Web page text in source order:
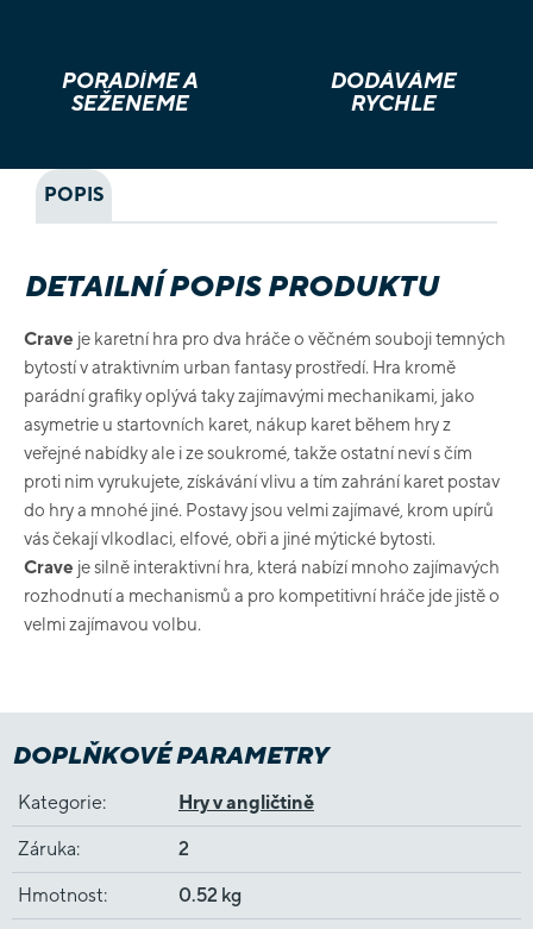
PORADÍME A
SEŽENEME
DODÁVÁME
RYCHLE
POPIS
DETAILNÍ POPIS PRODUKTU
Crave je karetní hra pro dva hráče o věčném souboji temných
bytostí v atraktivním urban fantasy prostředí. Hra kromě
parádní grafiky oplývá taky zajímavými mechanikami, jako
asymetrie u startovních karet, nákup karet během hry z
veřejné nabídky ale i ze soukromé, takže ostatní neví s čím
proti nim vyrukujete, získávání vlivu a tím zahrání karet postav
do hry a mnohé jiné. Postavy jsou velmi zajímavé, krom upírů
vás čekají vlkodlaci, elfové, obři a jiné mýtické bytosti.
Crave je silně interaktivní hra, která nabízí mnoho zajímavých
rozhodnutí a mechanismů a pro kompetitivní hráče jde jistě o
velmi zajímavou volbu.
DOPLŇKOVÉ PARAMETRY
Kategorie: Hry v angličtině
Záruka: 2
Hmotnost: 0.52 kg